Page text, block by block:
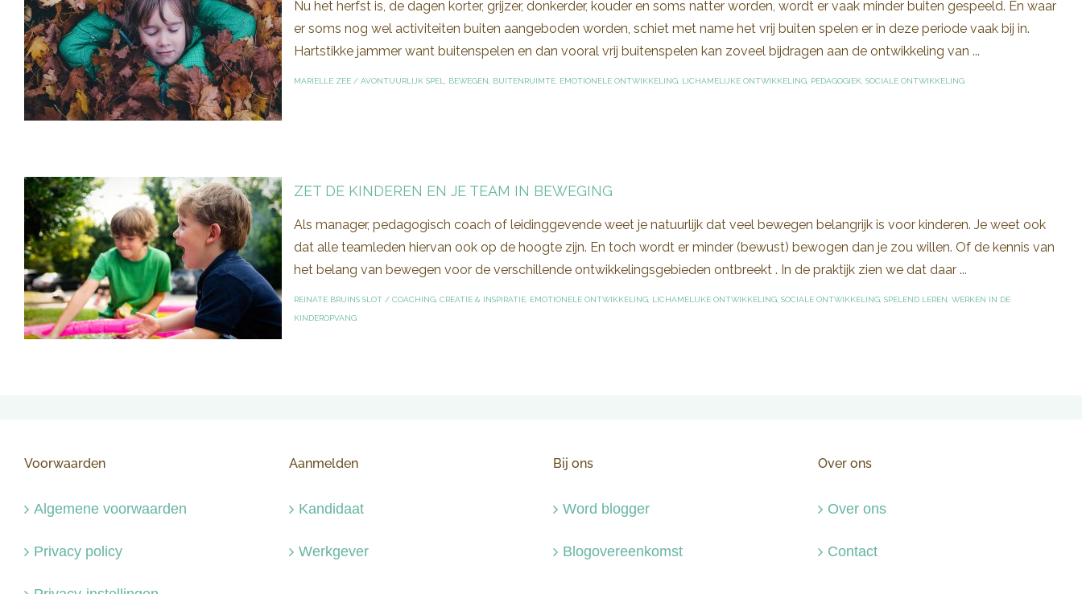
Nu het herfst is, de dagen korter, grijzer, donkerder, kouder en soms natter worden, wordt er vaak minder buiten gespeeld. En waar
er soms nog wel activiteiten buiten aangeboden worden, schiet met name het vrij buiten spelen er in deze periode vaak bij in.
Hartstikke jammer want buitenspelen en dan vooral vrij buitenspelen kan zoveel bijdragen aan de ontwikkeling van ...
MARIELLE ZEE / AVONTUURLIJK SPEL BEWEGEN BUITENRUIMTE EMOTIONELE ONTWIKKELING LICHAMELIJKE ONTWIKKELING PEDAGOGIEK SOCIALE ONTWIKKELING
ZET DE KINDEREN EN JE TEAM IN BEWEGING
Als manager, pedagogisch coach of leidinggevende weet je natuurlijk dat veel bewegen belangrijk is voor kinderen. Je weet ook
dat alle teamleden hiervan ook op de hoogte zijn. En toch wordt er minder (bewust) bewogen dan je zou willen. Of de kennis van
het belang van bewegen voor de verschillende ontwikkelingsgebieden ontbreekt . In de praktijk zien we dat daar ...
REINATE BRUINS SLOT / COACHING CREATIE & INSPIRATIE EMOTIONELE ONTWIKKELING LICHAMELIJKE ONTWIKKELING SOCIALE ONTWIKKELING SPELEND LEREN WERKEN IN DE
KINDEROPVANG
Voorwaarden
Algemene voorwaarden
Privacy policy
Aanmelden
Kandidaat
Werkgever
Bij ons
Word blogger
Blogovereenkomst
Over ons
Over ons
Contact